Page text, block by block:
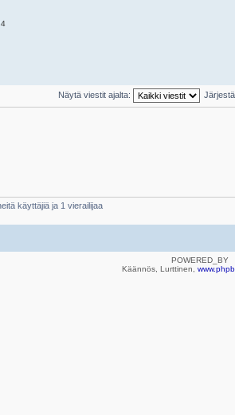
Näytä viestit ajalta: Järjestä
käyttäjiä ja 1 vierailijaa
POWERED_BY
Käännös, Lurttinen,